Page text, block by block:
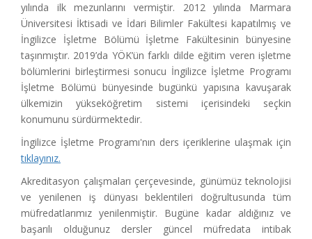
yılında ilk mezunlarını vermiştir. 2012 yılında Marmara
Üniversitesi İktisadi ve İdari Bilimler Fakültesi kapatılmış ve
İngilizce İşletme Bölümü İşletme Fakültesinin bünyesine
taşınmıştır. 2019’da YÖK’ün farklı dilde eğitim veren işletme
bölümlerini birleştirmesi sonucu İngilizce İşletme Programı
İşletme Bölümü bünyesinde bugünkü yapısına kavuşarak
ülkemizin yükseköğretim sistemi içerisindeki seçkin
konumunu sürdürmektedir.
İngilizce İşletme Programı'nın ders içeriklerine ulaşmak için
tıklayınız.
Akreditasyon çalışmaları çerçevesinde, günümüz teknolojisi
ve yenilenen iş dünyası beklentileri doğrultusunda tüm
müfredatlarımız yenilenmiştir. Bugüne kadar aldığınız ve
başarılı olduğunuz dersler güncel müfredata intibak